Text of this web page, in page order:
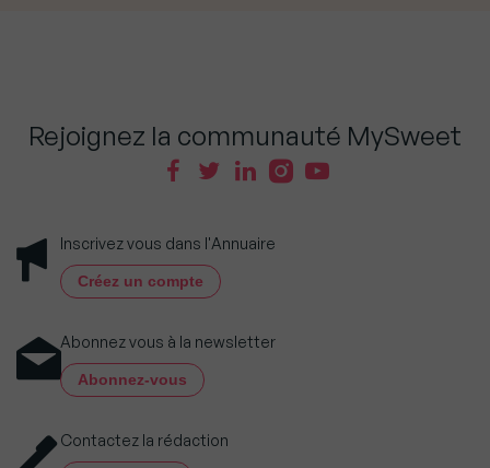
Rejoignez la communauté MySweet
Inscrivez vous dans l'Annuaire
Créez un compte
Abonnez vous à la newsletter
Abonnez-vous
Contactez la rédaction